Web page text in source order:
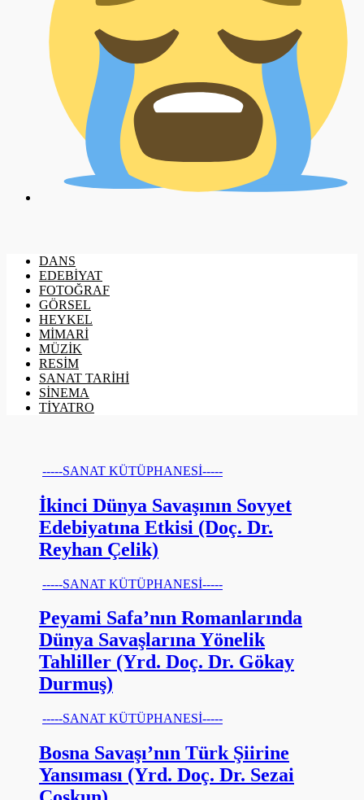
DANS
EDEBİYAT
FOTOĞRAF
GÖRSEL
HEYKEL
MİMARİ
MÜZİK
RESİM
SANAT TARİHİ
SİNEMA
TİYATRO
-----SANAT KÜTÜPHANESİ-----
İkinci Dünya Savaşının Sovyet
Edebiyatına Etkisi (Doç. Dr.
Reyhan Çelik)
-----SANAT KÜTÜPHANESİ-----
Peyami Safa’nın Romanlarında
Dünya Savaşlarına Yönelik
Tahliller (Yrd. Doç. Dr. Gökay
Durmuş)
-----SANAT KÜTÜPHANESİ-----
Bosna Savaşı’nın Türk Şiirine
Yansıması (Yrd. Doç. Dr. Sezai